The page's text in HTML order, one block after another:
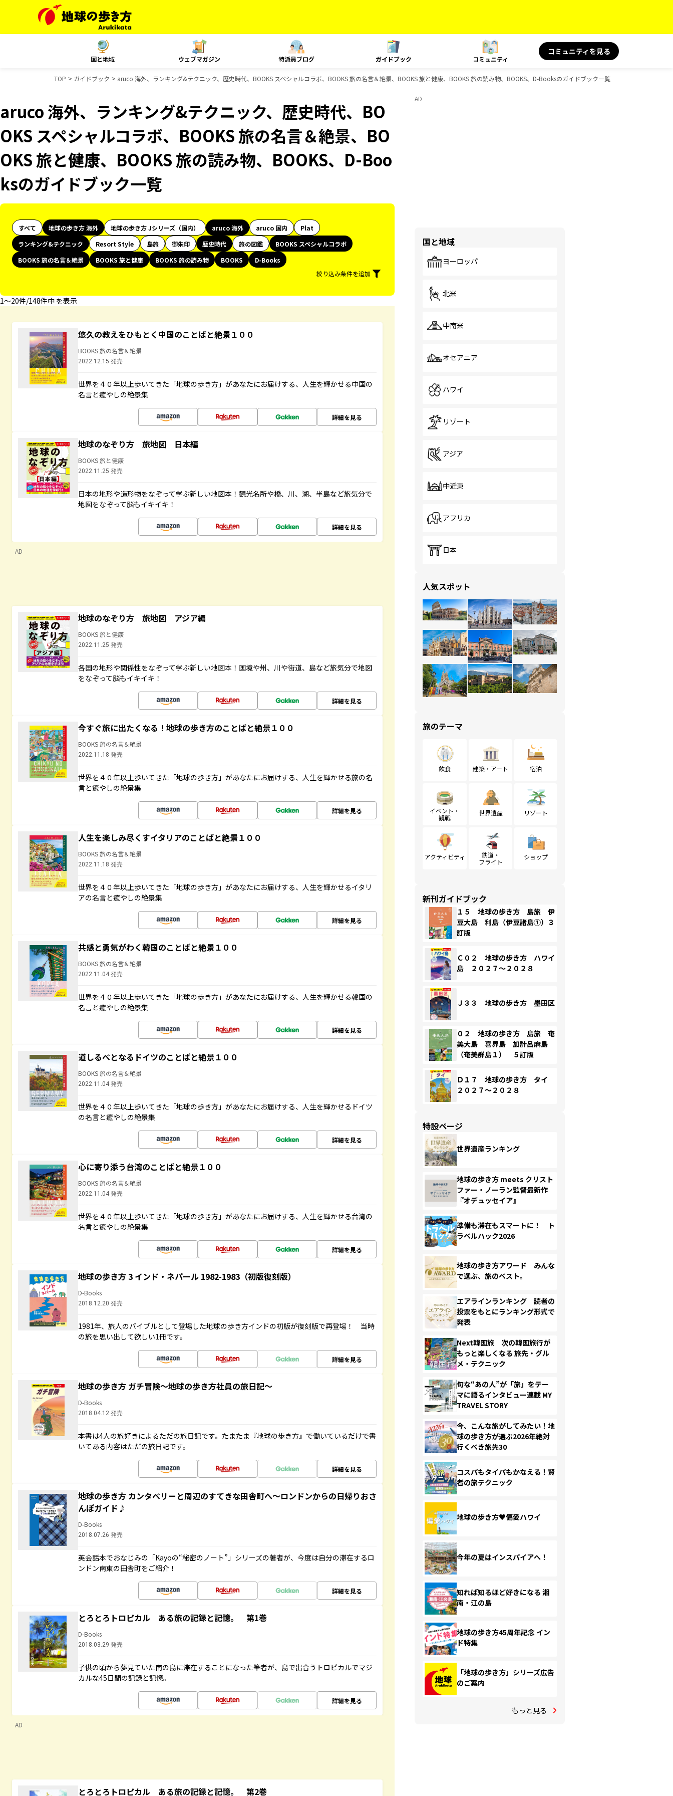
国と地域 ウェブマガジン 特派員ブログ ガイドブック コミュニティ
コミュニティを見る
TOP ガイドブック aruco 海外、ランキング&テクニック、歴史時代、BOOKS スペシャルコラボ、BOOKS 旅の名言＆絶景、BOOKS 旅と健康、BOOKS 旅の読み物、BOOKS、D-Booksのガイドブック一覧
aruco 海外、ランキング&テクニック、歴史時代、BO
OKS スペシャルコラボ、BOOKS 旅の名言＆絶景、BO
OKS 旅と健康、BOOKS 旅の読み物、BOOKS、D-Boo
ksのガイドブック一覧
すべて 地球の歩き方 海外 地球の歩き方 Jシリーズ（国内） aruco 海外 aruco 国内
Plat
ランキング&テクニック
Resort Style 島旅 御朱印 歴史時代 旅の図鑑
BOOKS スペシャルコラボ
BOOKS 旅の名言＆絶景
BOOKS 旅と健康 BOOKS 旅の読み物 BOOKS
D-Books
絞り込み条件を追加
1〜20件/148件中 を表示
悠久の教えをひもとく中国のことばと絶景１００
BOOKS 旅の名言＆絶景
2022.12.15 発売
世界を４０年以上歩いてきた「地球の歩き方」があなたにお届けする、人生を輝かせる中国の
名言と癒やしの絶景集
詳細を見る
地球のなぞり方 旅地図 日本編
BOOKS 旅と健康
2022.11.25 発売
日本の地形や造形物をなぞって学ぶ新しい地図本！観光名所や橋、川、湖、半島など旅気分で
地図をなぞって脳もイキイキ！
詳細を見る
AD
地球のなぞり方 旅地図 アジア編
BOOKS 旅と健康
2022.11.25 発売
各国の地形や関係性をなぞって学ぶ新しい地図本！国境や州、川や街道、島など旅気分で地図
をなぞって脳もイキイキ！
詳細を見る
今すぐ旅に出たくなる！地球の歩き方のことばと絶景１００
BOOKS 旅の名言＆絶景
2022.11.18 発売
世界を４０年以上歩いてきた「地球の歩き方」があなたにお届けする、人生を輝かせる旅の名
言と癒やしの絶景集
詳細を見る
人生を楽しみ尽くすイタリアのことばと絶景１００
BOOKS 旅の名言＆絶景
2022.11.18 発売
世界を４０年以上歩いてきた「地球の歩き方」があなたにお届けする、人生を輝かせるイタリ
アの名言と癒やしの絶景集
詳細を見る
共感と勇気がわく韓国のことばと絶景１００
BOOKS 旅の名言＆絶景
2022.11.04 発売
世界を４０年以上歩いてきた「地球の歩き方」があなたにお届けする、人生を輝かせる韓国の
名言と癒やしの絶景集
詳細を見る
道しるべとなるドイツのことばと絶景１００
BOOKS 旅の名言＆絶景
2022.11.04 発売
世界を４０年以上歩いてきた「地球の歩き方」があなたにお届けする、人生を輝かせるドイツ
の名言と癒やしの絶景集
詳細を見る
心に寄り添う台湾のことばと絶景１００
BOOKS 旅の名言＆絶景
2022.11.04 発売
世界を４０年以上歩いてきた「地球の歩き方」があなたにお届けする、人生を輝かせる台湾の
名言と癒やしの絶景集
詳細を見る
地球の歩き方 3 インド・ネパール 1982-1983（初版復刻版）
D-Books
2018.12.20 発売
1981年、旅人のバイブルとして登場した地球の歩き方インドの初版が復刻版で再登場！ 当時
の旅を思い出して欲しい1冊です。
詳細を見る
地球の歩き方 ガチ冒険～地球の歩き方社員の旅日記～
D-Books
2018.04.12 発売
本書は4人の旅好きによるただの旅日記です。たまたま『地球の歩き方』で働いているだけで書
いてある内容はただの旅日記です。
詳細を見る
地球の歩き方 カンタベリーと周辺のすてきな田舎町へ～ロンドンからの日帰りおさ
んぽガイド♪
D-Books
2018.07.26 発売
英会話本でおなじみの「Kayoの“秘密のノート”」シリーズの著者が、今度は自分の滞在するロ
ンドン南東の田舎町をご紹介！
詳細を見る
とろとろトロピカル ある旅の記録と記憶。 第1巻
D-Books
2018.03.29 発売
子供の頃から夢見ていた南の島に滞在することになった筆者が、島で出合うトロピカルでマジ
カルな45日間の記録と記憶。
詳細を見る
AD
とろとろトロピカル ある旅の記録と記憶。 第2巻
AD
国と地域
ヨーロッパ
北米
中南米
オセアニア
ハワイ
リゾート
アジア
中近東
アフリカ
日本
人気スポット
旅のテーマ
飲食 建築・アート 宿泊
イベント・
観戦
世界遺産 リゾート
アクティビティ
鉄道・
フライト
ショップ
新刊ガイドブック
１５ 地球の歩き方 島旅 伊
豆大島 利島（伊豆諸島①）３
訂版
Ｃ０２ 地球の歩き方 ハワイ
島 ２０２７～２０２８
Ｊ３３ 地球の歩き方 墨田区
０２ 地球の歩き方 島旅 奄
美大島 喜界島 加計呂麻島
（奄美群島１） ５訂版
Ｄ１７ 地球の歩き方 タイ
２０２７～２０２８
特設ページ
世界遺産ランキング
地球の歩き方 meets クリスト
ファー・ノーラン監督最新作
『オデュッセイア』
準備も滞在もスマートに！ ト
ラベルハック2026
地球の歩き方アワード みんな
で選ぶ、旅のベスト。
エアラインランキング 読者の
投票をもとにランキング形式で
発表
Next韓国旅 次の韓国旅行が
もっと楽しくなる 旅先・グル
メ・テクニック
旬な“あの人”が「旅」をテー
マに語るインタビュー連載 MY
TRAVEL STORY
今、こんな旅がしてみたい！地
球の歩き方が選ぶ2026年絶対
行くべき旅先30
コスパもタイパもかなえる！賢
者の旅テクニック
地球の歩き方♥偏愛ハワイ
今年の夏はインスパイアへ！
知れば知るほど好きになる 湘
南・江の島
地球の歩き方45周年記念 イン
ド特集
「地球の歩き方」シリーズ広告
のご案内
もっと見る